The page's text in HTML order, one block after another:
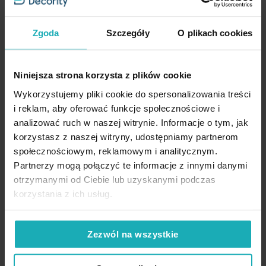
Zgoda Szczegóły O plikach cookies
Niniejsza strona korzysta z plików cookie
Wykorzystujemy pliki cookie do spersonalizowania treści
i reklam, aby oferować funkcje społecznościowe i
analizować ruch w naszej witrynie. Informacje o tym, jak
korzystasz z naszej witryny, udostępniamy partnerom
społecznościowym, reklamowym i analitycznym.
Partnerzy mogą połączyć te informacje z innymi danymi
otrzymanymi od Ciebie lub uzyskanymi podczas
korzystania z ich usług.
Zezwól na wszystkie
do listy życzeń
Rodzina produktów